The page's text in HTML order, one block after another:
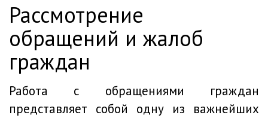
рассмотрение
обращений и жалоб
граждан
Работа с обращениями граждан
представляет собой одну из важнейших